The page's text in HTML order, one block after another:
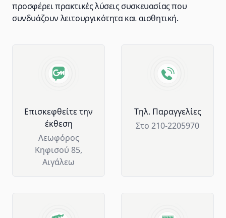
προσφέρει πρακτικές λύσεις συσκευασίας που
συνδυάζουν λειτουργικότητα και αισθητική.
Επισκεφθείτε την
έκθεση
Λεωφόρος
Κηφισού 85,
Αιγάλεω
Tηλ. Παραγγελίες
Στο 210-2205970